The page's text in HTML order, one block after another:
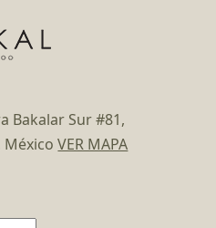
Bakalar Sur #81,
MéxicoVER MAPA